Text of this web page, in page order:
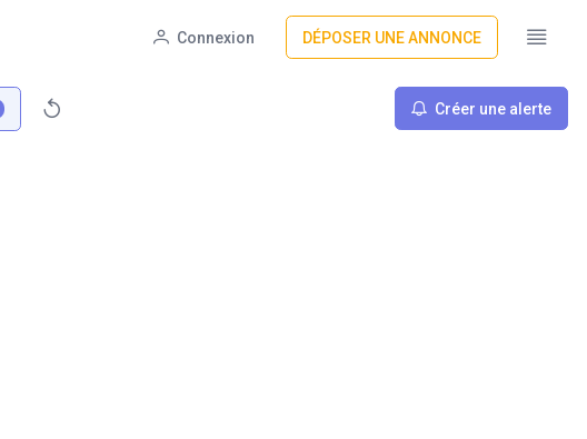
Connexion DÉPOSER UNE ANNONCE
Créer une alerte